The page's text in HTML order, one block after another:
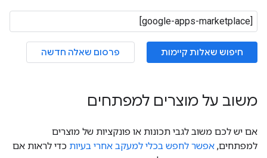
חיפוש שאלות קיימות פרסום שאלה חדשה
משוב על מוצרים למפתחים
אם יש לכם משוב לגבי תכונות או פונקציות של מוצרים
למפתחים, אפשר לחפש בכלי למעקב אחרי בעיות כדי לראות אם